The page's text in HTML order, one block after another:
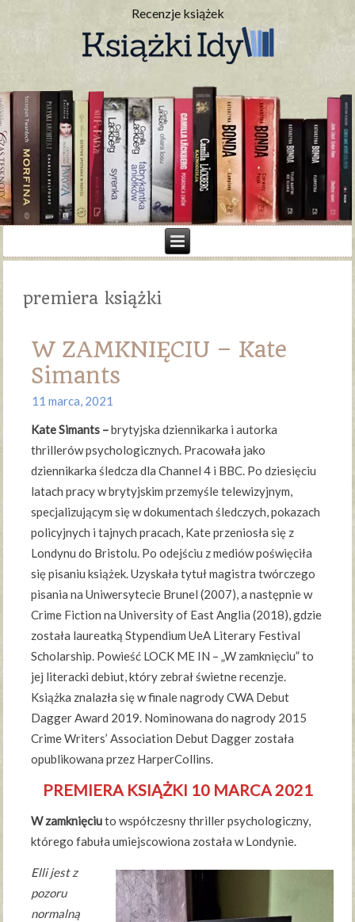
Recenzje książek
premiera książki
W ZAMKNIĘCIU – Kate
Simants
11 marca, 2021
Kate Simants –brytyjska dziennikarka i autorka
thrillerów psychologicznych. Pracowała jako
dziennikarka śledcza dla Channel 4 i BBC. Po dziesięciu
latach pracy w brytyjskim przemyśle telewizyjnym,
specjalizującym się w dokumentach śledczych, pokazach
policyjnych i tajnych pracach, Kate przeniosła się z
Londynu do Bristolu. Po odejściu z mediów poświęciła
się pisaniu książek. Uzyskała tytuł magistra twórczego
pisania na Uniwersytecie Brunel (2007), a następnie w
Crime Fiction na University of East Anglia (2018), gdzie
została laureatką Stypendium UeA Literary Festival
Scholarship. Powieść LOCK ME IN – „W zamknięciu” to
jej literacki debiut, który zebrał świetne recenzje.
Książka znalazła się w finale nagrody CWA Debut
Dagger Award 2019. Nominowana do nagrody 2015
Crime Writers’ Association Debut Dagger została
opublikowana przez HarperCollins.
PREMIERA KSIĄŻKI 10 MARCA 2021
W zamknięciuto współczesny thriller psychologiczny,
którego fabuła umiejscowiona została w Londynie.
Elli jest z
pozoru
normalną